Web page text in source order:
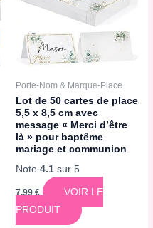
Porte-Nom & Marque-Place
Lot de 50 cartes de place
5,5 x 8,5 cm avec
message « Merci d’être
là » pour baptême
mariage et communion
Note 4.1sur 5
7,99 €
VOIR LE
PRODUIT